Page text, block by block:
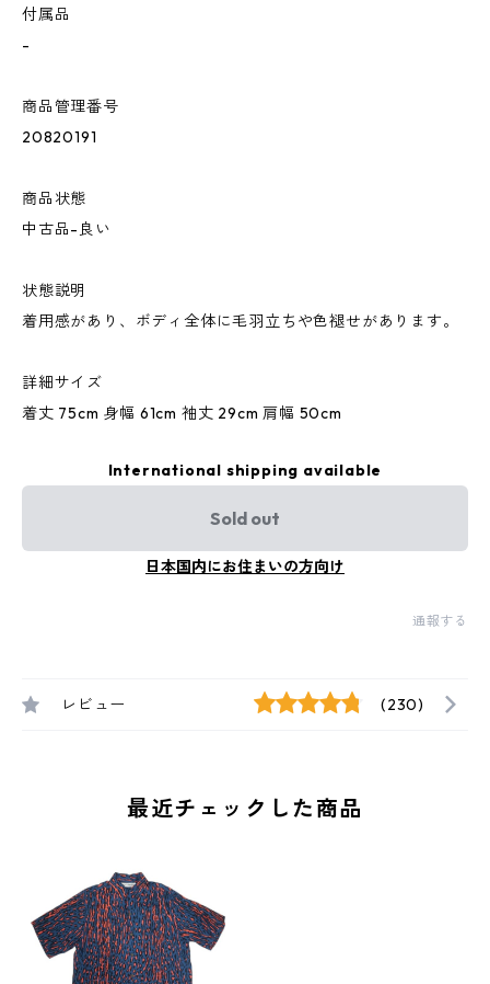
付属品
-
商品管理番号
20820191
商品状態
中古品-良い
状態説明
着用感があり、ボディ全体に毛羽立ちや色褪せがあります。
詳細サイズ
着丈 75cm 身幅 61cm 袖丈 29cm 肩幅 50cm
International shipping available
Sold out
日本国内にお住まいの方向け
通報する
レビュー (230)
最近チェックした商品